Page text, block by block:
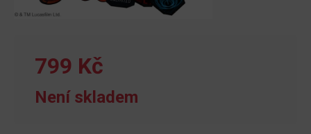
799 Kč
Není skladem